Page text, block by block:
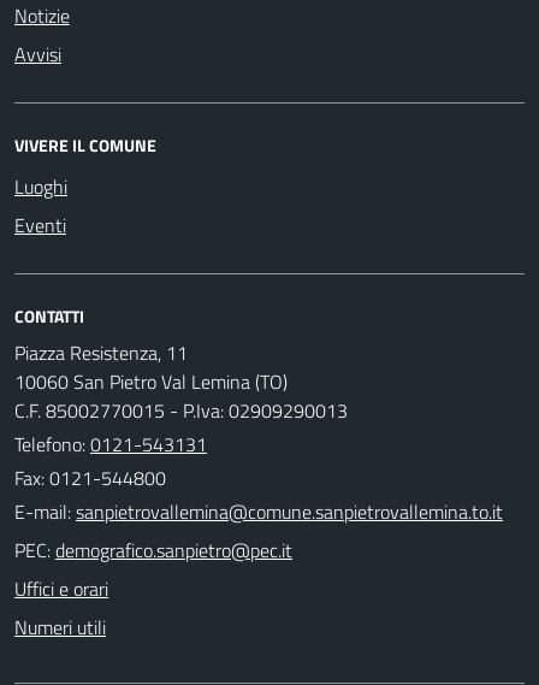
Notizie
Avvisi
VIVERE IL COMUNE
Luoghi
Eventi
CONTATTI
Piazza Resistenza, 11
10060 San Pietro Val Lemina (TO)
C.F. 85002770015 - P.Iva: 02909290013
Telefono:0121-543131
Fax: 0121-544800
E-mail:
PEC:
Uffici e orari
Numeri utili